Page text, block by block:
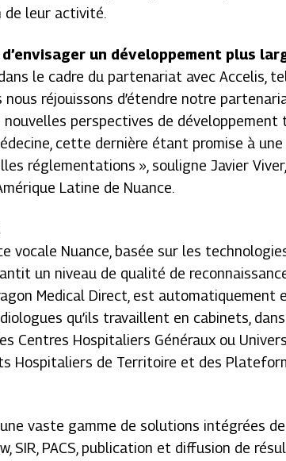
de leur activité.
un développement plus
le cadre du partenariat avec Accelis,
réjouissons d’étendre notre
nouvelles perspectives de développement
cette dernière étant promise à
réglementations », souligne Javier Viver,
Latine de Nuance.
vocale Nuance, basée sur les
un niveau de qualité de
Medical Direct, est automatiquement
qu’ils travaillent en cabinets,
Centres Hospitaliers Généraux ou
Hospitaliers de Territoire et des
vaste gamme de solutions intégrées de
SIR, PACS, publication et diffusion de